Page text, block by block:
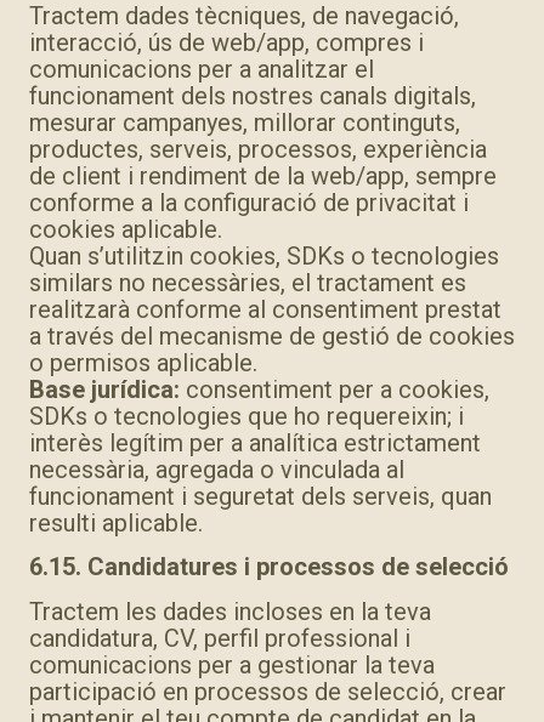
Tractem dades tècniques, de navegació,
interacció, ús de web/app, compres i
comunicacions per a analitzar el
funcionament dels nostres canals digitals,
mesurar campanyes, millorar continguts,
productes, serveis, processos, experiència
de client i rendiment de la web/app, sempre
conforme a la configuració de privacitat i
cookies aplicable.
Quan s’utilitzin cookies, SDKs o tecnologies
similars no necessàries, el tractament es
realitzarà conforme al consentiment prestat
a través del mecanisme de gestió de cookies
o permisos aplicable.
Base jurídica: consentiment per a cookies,
SDKs o tecnologies que ho requereixin; i
interès legítim per a analítica estrictament
necessària, agregada o vinculada al
funcionament i seguretat dels serveis, quan
resulti aplicable.
6.15. Candidatures i processos de selecció
Tractem les dades incloses en la teva
candidatura, CV, perfil professional i
comunicacions per a gestionar la teva
participació en processos de selecció, crear